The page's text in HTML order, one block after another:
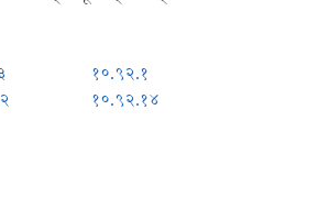
१०.९२.१
१०.९२.१४